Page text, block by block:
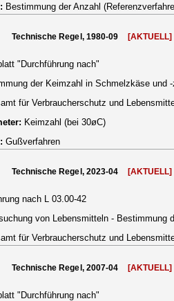
Bestimmung der Anzahl
Technische Regel, 1980-09 [AKTUELL]
"Durchführung nach"
der Keimzahl in Schmelzkäse und
für Verbraucherschutz und
Keimzahl (bei 30øC)
Gußverfahren
Technische Regel, 2023-04 [AKTUELL]
nach L 03.00-42
von Lebensmitteln - Bestimmung
für Verbraucherschutz und
Technische Regel, 2007-04 [AKTUELL]
"Durchführung nach"